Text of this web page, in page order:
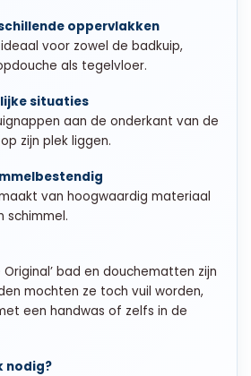
oppervlakken
voor zowel de badkuip,
als tegelvloer.
situaties
aan de onderkant van de
zijn plek liggen.
van hoogwaardig materiaal
schimmel.
Original’ bad en douchematten zijn
mochten ze toch vuil worden,
een handwas of zelfs in de
nodig?